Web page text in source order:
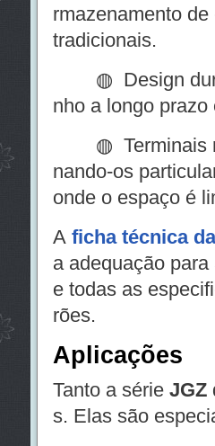
rmazenamento
tradicionais.
◍ Design
nho a longo
◍ Terminais
nando-os
onde o espaço é
A ficha técnica
a adequação
e todas as
rões.
Aplicações
Tanto a série JGZ
s. Elas são